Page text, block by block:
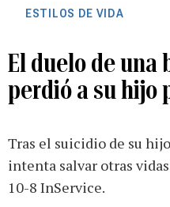
ESTILOS DE VIDA
El duelo de una
perdió a su hijo
Tras el suicidio de su
intenta salvar otras
10-8 InService.